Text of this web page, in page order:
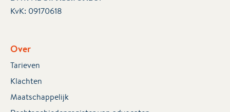
KvK: 09170618
Over
Tarieven
Klachten
Maatschappelijk